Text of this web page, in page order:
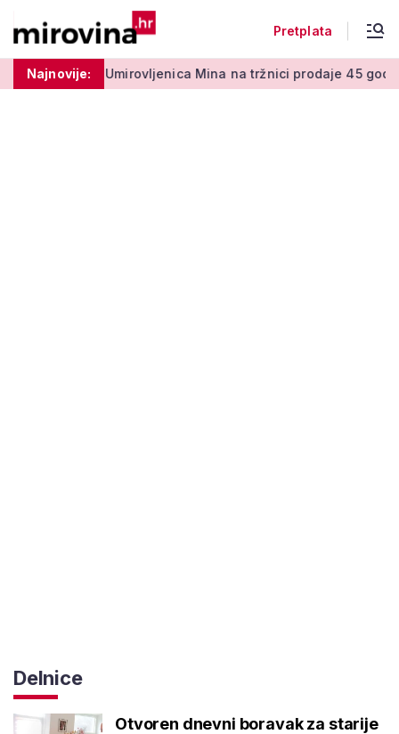
Pretplata
Najnovije:
centi Umirovljenica Mina na tržnici prodaje 45 godina:
Delnice
Otvoren dnevni boravak za starije